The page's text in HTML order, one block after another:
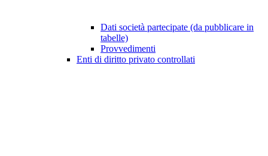
Dati società partecipate (da pubblicare in
tabelle)
Provvedimenti
Enti di diritto privato controllati